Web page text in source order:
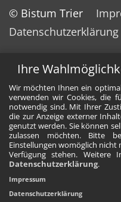
Ihre
Wir möchten Ihnen ein
verwenden wir Cookies, die
notwendig sind. Mit Ihrer
die zur Anzeige externer
genutzt werden. Sie können
zulassen möchten. Bitte
Einstellungen womöglich nicht
Verfügung stehen. Weitere
Datenschutzerklärung.
Impressum
Datenschutzerklärung
© Bistum Trier
Datenschutzerklärung